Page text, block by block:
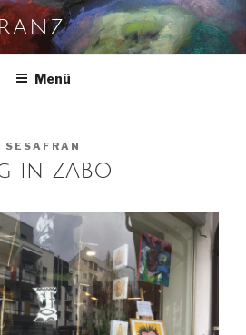
Menü
SESAFRAN
in ZABO